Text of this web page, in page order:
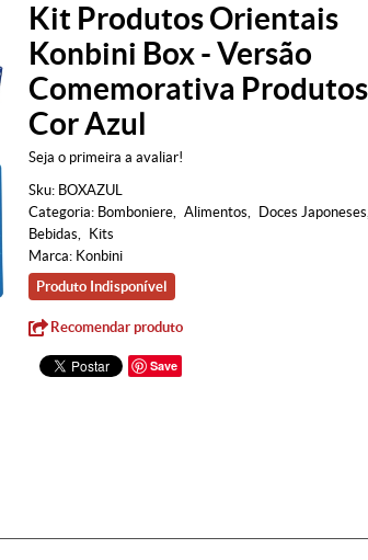
Kit Produtos Orientais
Konbini Box - Versão
Comemorativa Produtos
Cor Azul
Seja o primeira a avaliar!
Sku: BOXAZUL
Categoria: Bomboniere Alimentos
Doces Japoneses
Bebidas
Kits
Marca: Konbini
Produto Indisponível
Recomendar produto
Save